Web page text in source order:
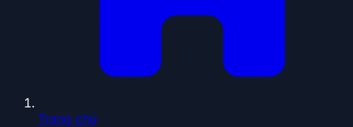
Trang chủ